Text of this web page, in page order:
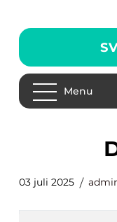
Menu
03 juli 2025